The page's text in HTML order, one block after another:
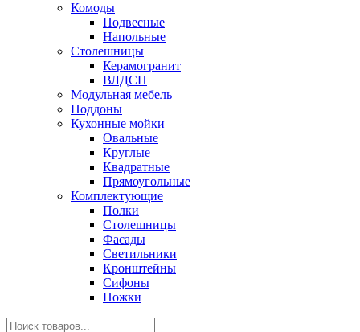
Комоды
Подвесные
Напольные
Столешницы
Керамогранит
ВЛДСП
Модульная мебель
Поддоны
Кухонные мойки
Овальные
Круглые
Квадратные
Прямоугольные
Комплектующие
Полки
Столешницы
Фасады
Светильники
Кронштейны
Сифоны
Ножки